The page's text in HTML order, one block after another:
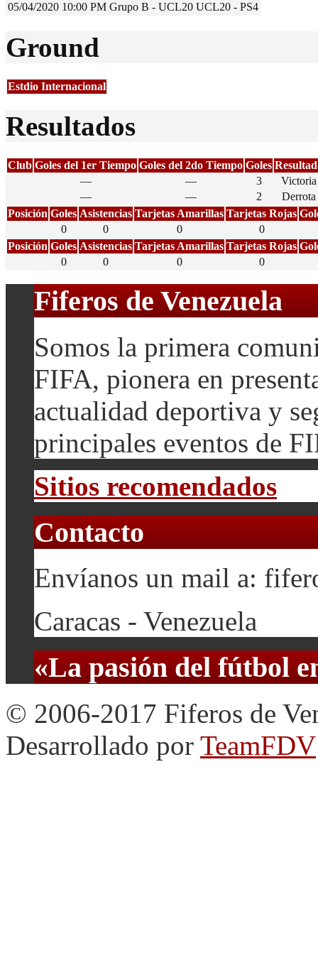
05/04/2020 10:00 PM Grupo B - UCL20 UCL20 - PS4
Ground
Estdio Internacional
Resultados
Club Goles del 1er Tiempo Goles del 2do Tiempo Goles
—
— 3
Victoria
—
— 2
Derrota
Posición Goles Asistencias Tarjetas Amarillas Tarjetas Rojas
0
0 0
0
Posición Goles Asistencias Tarjetas Amarillas Tarjetas Rojas
0
0 0 0
Fiferos de Venezuela
Somos la primera
FIFA, pionera en
actualidad deportiva y
principales eventos de
Sitios recomendados
Contacto
Envíanos un mail a:
Caracas - Venezuela
«La pasión del fútbol
© 2006-2017 Fiferos de
Desarrollado por TeamFDV